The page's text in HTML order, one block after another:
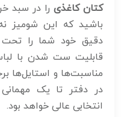
کتان کاغذی را در سبد
باشید که این شومیز
دقیق خود شما را تحت
قابلیت ست شدن با
مناسبت‌ها و استایل‌ها
در دفتر تا یک
انتخابی عالی خواهد بود.